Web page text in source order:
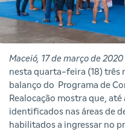
Maceió, 17 de março de 2020
nesta quarta-feira (18) três
balanço do Programa de
Realocação mostra que,
identificados nas áreas de
habilitados a ingressar no